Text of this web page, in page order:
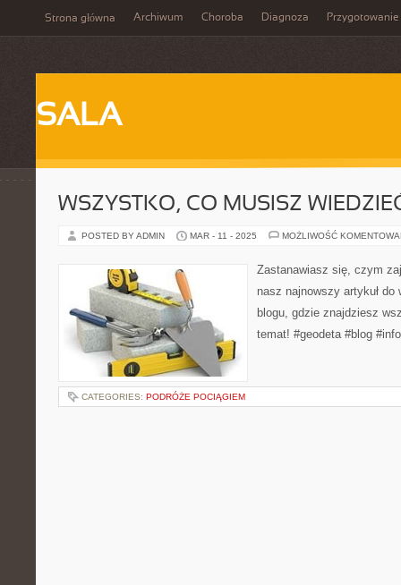
Strona główna Archiwum Choroba Diagnoza Przygotowanie
SALA
WSZYSTKO, CO MUSISZ
POSTED BY ADMIN MAR - 11 - 2025 MOŻLIWOŚĆ
Zastanawiasz się, czym
nasz najnowszy artykuł do
blogu, gdzie znajdziesz
temat! #geodeta #blog
CATEGORIES: PODRÓŻE POCIĄGIEM